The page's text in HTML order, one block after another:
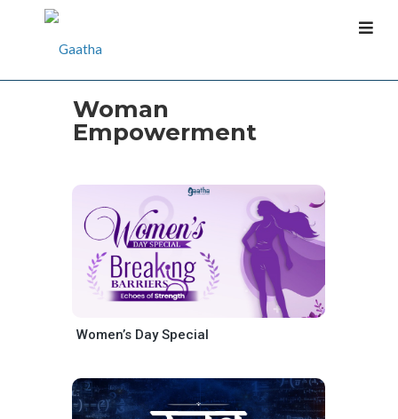
Woman
Empowerment
Women’s Day Special